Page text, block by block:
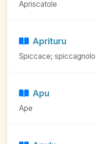
Apriscatole
Aprituru
Spiccace; spiccagnolo
Apu
Ape